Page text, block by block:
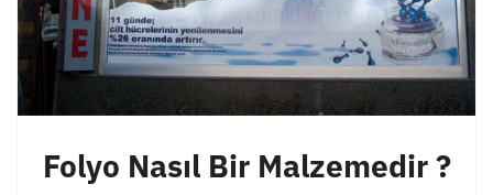
Folyo Nasıl Bir Malzemedir ?